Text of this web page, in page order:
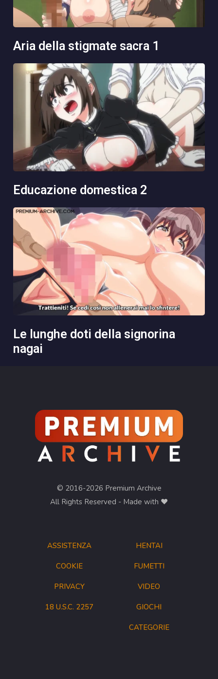
aria della stigmate sacra 1
educazione domestica 2
le lunghe doti della signorina
nagai
ASSISTENZA
COOKIE
PRIVACY
18 U.S.C. 2257
© 2016-2026 Premium Archive
All Rights Reserved - Made with ❤︎
HENTAI
FUMETTI
VIDEO
GIOCHI
CATEGORIE